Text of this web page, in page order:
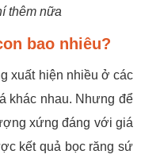
thêm nữa
bao nhiêu?
xuất hiện nhiều ở các
khác nhau. Nhưng để
xứng đáng với giá
kết quả bọc răng sứ